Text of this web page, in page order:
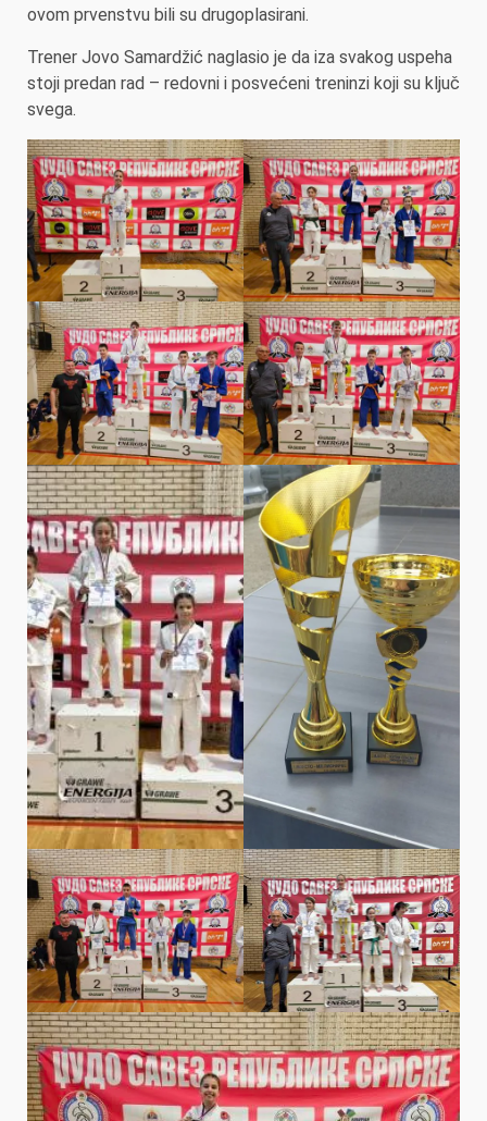
ovom prvenstvu bili su drugoplasirani.
Trener Jovo Samardžić naglasio je da iza svakog uspeha
stoji predan rad – redovni i posvećeni treninzi koji su ključ
svega.